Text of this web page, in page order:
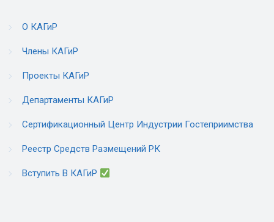
О КАГиР
Члены КАГиР
Проекты КАГиР
Департаменты КАГиР
Сертификационный Центр Индустрии Гостеприимства
Реестр Средств Размещений РК
Вступить В КАГиР